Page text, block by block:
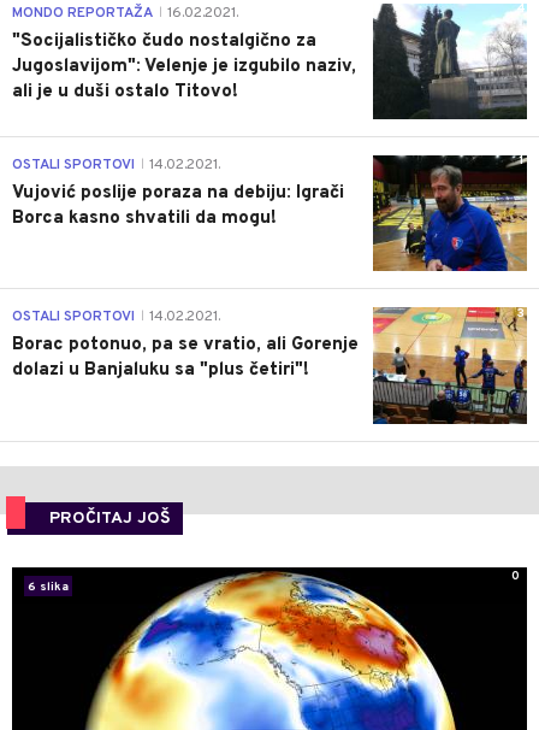
4
MONDO REPORTAŽA 16.02.2021.
"Socijalističko čudo nostalgično za
Jugoslavijom": Velenje je izgubilo naziv,
ali je u duši ostalo Titovo!
1
OSTALI SPORTOVI 14.02.2021.
Vujović poslije poraza na debiju: Igrači
Borca kasno shvatili da mogu!
3
OSTALI SPORTOVI 14.02.2021.
Borac potonuo, pa se vratio, ali Gorenje
dolazi u Banjaluku sa "plus četiri"!
PROČITAJ JOŠ
6 slika
0